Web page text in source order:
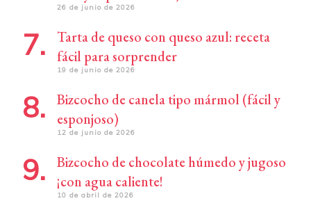
26 de junio de 2026
Tarta de queso con queso azul: receta
fácil para sorprender
19 de junio de 2026
Bizcocho de canela tipo mármol (fácil y
esponjoso)
12 de junio de 2026
Bizcocho de chocolate húmedo y jugoso
¡con agua caliente!
10 de abril de 2026